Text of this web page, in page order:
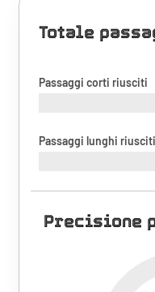
Totale
Passaggi corti riusciti
Passaggi lunghi riusciti
Precisione